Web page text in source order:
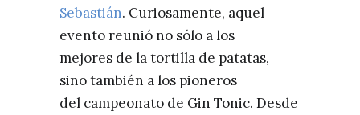
Sebastián. Curiosamente, aquel
evento reunió no sólo a los
mejores de la tortilla de patatas,
sino también a los pioneros
del campeonato de Gin Tonic. Desde